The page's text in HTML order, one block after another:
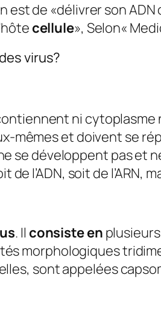
de «délivrer son ADN
cellule», Selon«
virus?
ni
mêmes et doivent se
se développent pas et
l’ADN, soit de l’ARN,
. Il consiste en
morphologiques
sont appelées